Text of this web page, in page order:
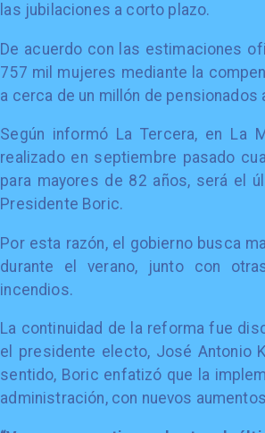
las jubilaciones a corto plazo.
De acuerdo con las estimaciones
757 mil mujeres mediante la
a cerca de un millón de
Según informó La Tercera, en La
realizado en septiembre pasado
para mayores de 82 años, será el
Presidente Boric.
Por esta razón, el gobierno busca
durante el verano, junto con
incendios.
La continuidad de la reforma fue
el presidente electo, José Antonio
sentido, Boric enfatizó que la
administración, con nuevos